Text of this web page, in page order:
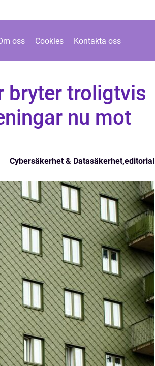
oss Cookies Kontakta oss
bryter troligtvis
nu mot
Cybersäkerhet & Datasäkerhet,editorial